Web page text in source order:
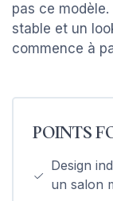
pas ce
stable et un
commence à
POINTS
Design
un salon